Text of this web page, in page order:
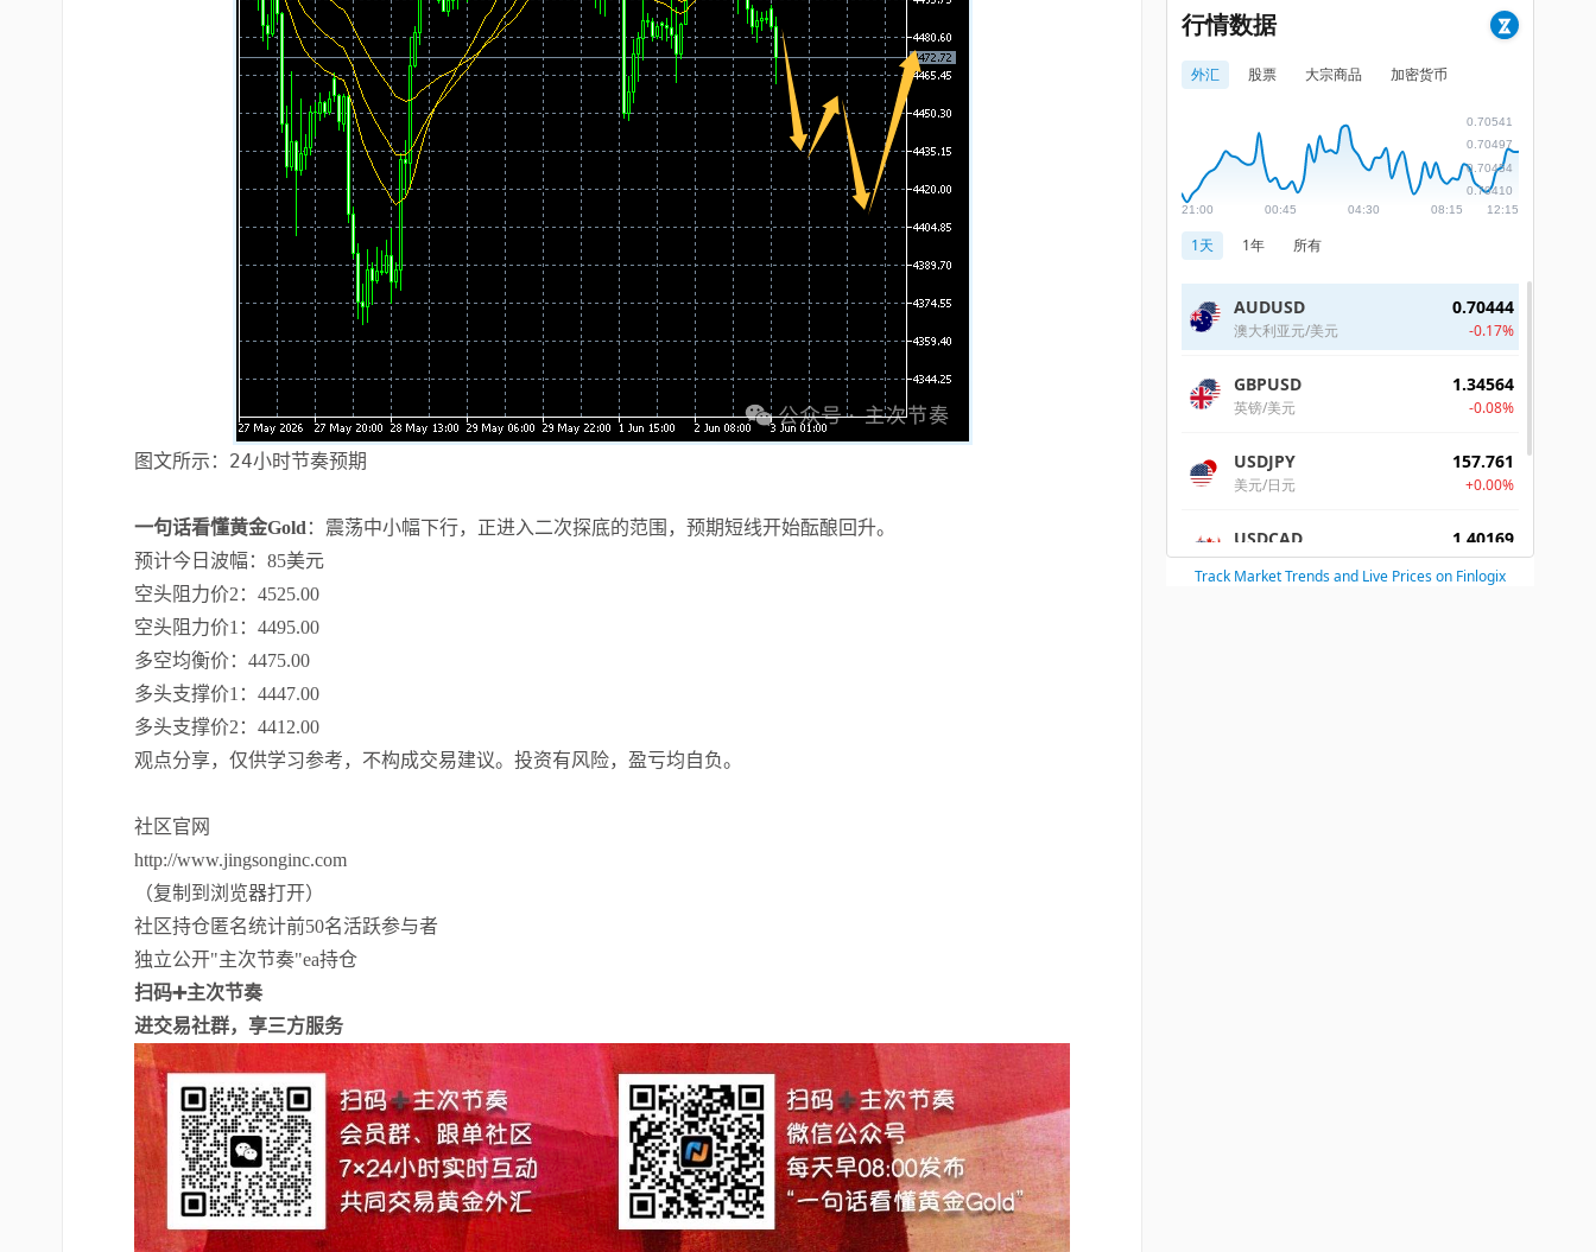
何小冰 打卡获得 10积分
张尧浠 打卡获得 20积分
何小冰 打卡获得 20积分
袁友江 打卡获得 15积分
anshan 打卡获得 10积分
袁友江 打卡获得 15积分
何小冰 打卡获得 20积分
张尧浠 打卡获得 20积分
图文所示：24小时节奏预期
一句话看懂黄金Gold ：震荡中小幅下行，正进入二次探底的范围，预期短线开始酝酿回升。
预计今日波幅：85美元
空头阻力价2：4525.00
空头阻力价1：4495.00
多空均衡价：4475.00
多头支撑价1：4447.00
多头支撑价2：4412.00
观点分享，仅供学习参考，不构成交易建议。投资有风险，盈亏均自负。
社区官网
http://www.jingsonginc.com
（复制到浏览器打开）
社区持仓匿名统计前50名活跃参与者
独立公开"主次节奏"ea持仓
扫码➕主次节奏
进交易社群，享三方服务